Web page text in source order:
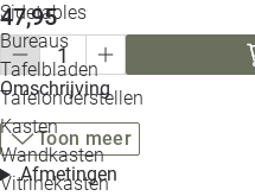
Sidetables
Bureaus
Tafelbladen
Tafelonderstellen
Kasten
Wandkasten
Vitrinekasten
47,95
Omschrijving
Toon meer
Afmetingen